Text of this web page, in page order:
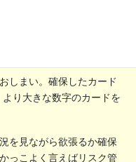
しまい。確保したカード
り大きな数字のカードを
を見ながら欲張るか確保
っこよく言えばリスク管